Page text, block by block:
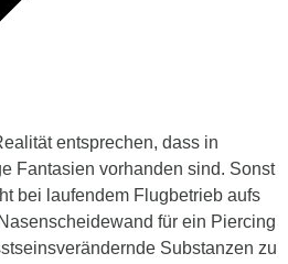
entsprechen, dass in
Fantasien vorhanden sind. Sonst
bei laufendem Flugbetrieb aufs
für ein Piercing
Substanzen zu